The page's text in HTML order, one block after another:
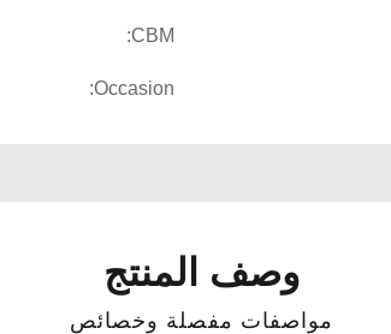
CBM:
Occasion:
وصف المنتج
مواصفات مفصلة وخصائص